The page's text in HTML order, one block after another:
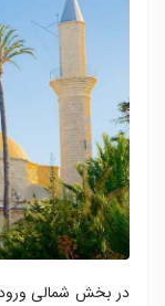
در بخش شمالی